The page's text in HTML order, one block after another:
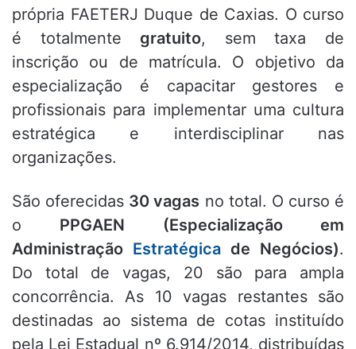
própria FAETERJ Duque de Caxias. O curso
é totalmente gratuito, sem taxa de
inscrição ou de matrícula. O objetivo da
especialização é capacitar gestores e
profissionais para implementar uma cultura
estratégica e interdisciplinar nas
organizações.
São oferecidas 30 vagas no total. O curso é
o PPGAEN (Especialização em
Administração Estratégica de Negócios).
Do total de vagas, 20 são para ampla
concorrência. As 10 vagas restantes são
destinadas ao sistema de cotas instituído
pela Lei Estadual nº 6.914/2014, distribuídas